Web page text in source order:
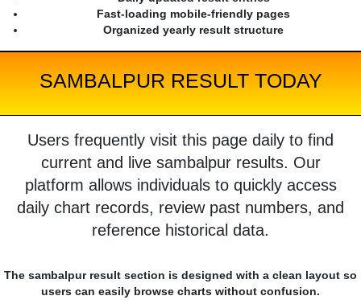
Fast-loading mobile-friendly pages
Organized yearly result structure
SAMBALPUR RESULT TODAY
Users frequently visit this page daily to find
current and live sambalpur results. Our
platform allows individuals to quickly access
daily chart records, review past numbers, and
reference historical data.
The sambalpur result section is designed with a clean layout so
users can easily browse charts without confusion.